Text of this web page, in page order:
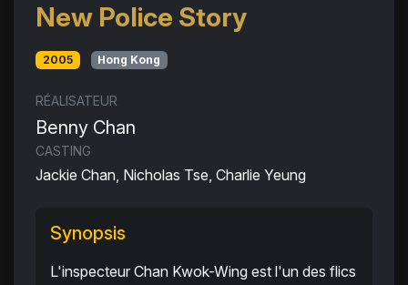
New Police Story
2005 Hong Kong
RÉALISATEUR
Benny Chan
CASTING
Jackie Chan, Nicholas Tse, Charlie Yeung
Synopsis
L'inspecteur Chan Kwok-Wing est l'un des flics